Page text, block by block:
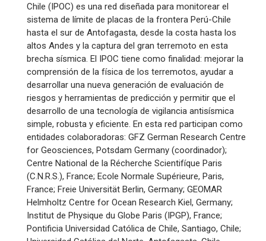
Chile (IPOC) es una red diseñada para monitorear el
sistema de límite de placas de la frontera Perú-Chile
hasta el sur de Antofagasta, desde la costa hasta los
altos Andes y la captura del gran terremoto en esta
brecha sísmica. El IPOC tiene como finalidad: mejorar la
comprensión de la física de los terremotos, ayudar a
desarrollar una nueva generación de evaluación de
riesgos y herramientas de predicción y permitir que el
desarrollo de una tecnología de vigilancia antisísmica
simple, robusta y eficiente. En esta red participan como
entidades colaboradoras: GFZ German Research Centre
for Geosciences, Potsdam Germany (coordinador);
Centre National de la Récherche Scientifíque Paris
(C.N.R.S.), France; Ecole Normale Supérieure, Paris,
France; Freie Universität Berlin, Germany; GEOMAR
Helmholtz Centre for Ocean Research Kiel, Germany;
Institut de Physique du Globe Paris (IPGP), France;
Pontificia Universidad Católica de Chile, Santiago, Chile;